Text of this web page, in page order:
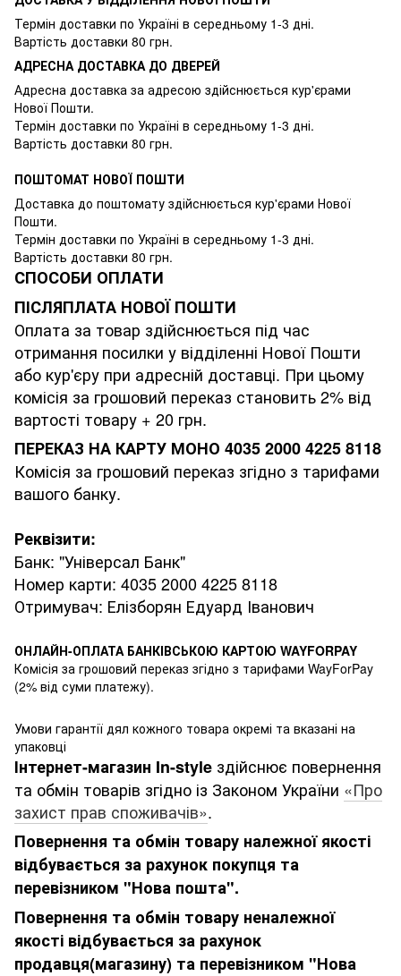
Термін доставки по Україні в середньому 1-3 дні.
Вартість доставки 80 грн.
АДРЕСНА ДОСТАВКА ДО ДВЕРЕЙ
Адресна доставка за адресою здійснюється кур'єрами
Нової Пошти.
Термін доставки по Україні в середньому 1-3 дні.
Вартість доставки 80 грн.
ПОШТОМАТ НОВОЇ ПОШТИ
Доставка до поштомату здійснюється кур'єрами Нової
Пошти.
Термін доставки по Україні в середньому 1-3 дні.
Вартість доставки 80 грн.
СПОСОБИ ОПЛАТИ
ПІСЛЯПЛАТА НОВОЇ ПОШТИ
Оплата за товар здійснюється під час
отримання посилки у відділенні Нової Пошти
або кур'єру при адресній доставці. При цьому
комісія за грошовий переказ становить 2% від
вартості товару + 20 грн.
ПЕРЕКАЗ НА КАРТУ МОНО 4035 2000 4225 8118
Комісія за грошовий переказ згідно з тарифами
вашого банку.
Реквізити:
Банк: "Універсал Банк"
Номер карти: 4035 2000 4225 8118
Отримувач: Елізборян Едуард Іванович
ОНЛАЙН-ОПЛАТА БАНКІВСЬКОЮ КАРТОЮ WAYFORPAY
Комісія за грошовий переказ згідно з тарифами WayForPay
(2% від суми платежу).
Умови гарантії дял кожного товара окремі та вказані на
упаковці
Інтернет-магазин In-style здійснює повернення
та обмін товарів згідно із Законом України «Про
захист прав споживачів».
Повернення та обмін товару належної якості
відбувається за рахунок покупця та
перевізником "Нова пошта".
Повернення та обмін товару неналежної
якості відбувається за рахунок
продавця(магазину) та перевізником "Нова